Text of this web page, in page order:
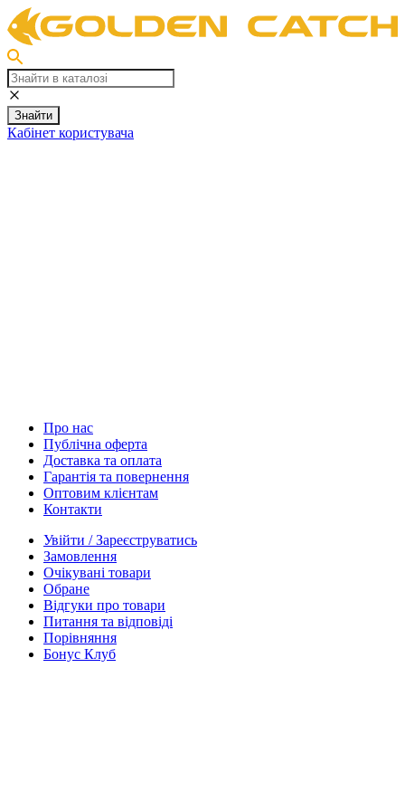
Знайти
Кабінет користувача
Про нас
Публічна оферта
Доставка та оплата
Гарантія та повернення
Оптовим клієнтам
Контакти
Увійти / Зареєструватись
Замовлення
Очікувані товари
Обране
Відгуки про товари
Питання та відповіді
Порівняння
Бонус Клуб